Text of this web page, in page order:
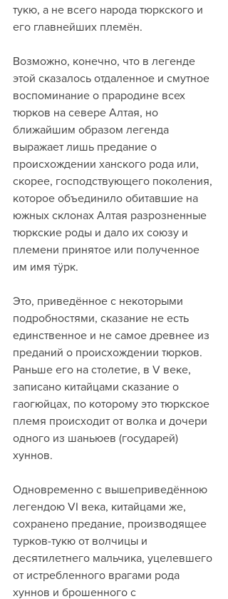
тукю, а не всего народа тюркского и
его главнейших племён.
Возможно, конечно, что в легенде
этой сказалось отдаленное и смутное
воспоминание о прародине всех
тюрков на севере Алтая, но
ближайшим образом легенда
выражает лишь предание о
происхождении ханского рода или,
скорее, господствующего поколения,
которое объединило обитавшие на
южных склонах Алтая разрозненные
тюркские роды и дало их союзу и
племени принятое или полученное
им имя тÿрк.
Это, приведённое с некоторыми
подробностями, сказание не есть
единственное и не самое древнее из
преданий о происхождении тюрков.
Раньше его на столетие, в V веке,
записано китайцами сказание о
гаогюйцах, по которому это тюркское
племя происходит от волка и дочери
одного из шаньюев (государей)
хуннов.
Одновременно с вышеприведённою
легендою VI века, китайцами же,
сохранено предание, производящее
турков-тукю от волчицы и
десятилетнего мальчика, уцелевшего
от истребленного врагами рода
хуннов и брошенного с